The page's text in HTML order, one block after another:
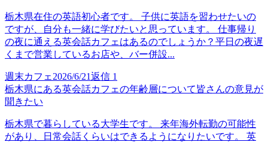
栃木県在住の英語初心者です。 子供に英語を習わせたいの
ですが、自分も一緒に学びたいと思っています。 仕事帰り
の夜に通える英会話カフェはあるのでしょうか？平日の夜遅
くまで営業しているお店や、バー併設...
週末カフェ 2026/6/21返信 1
栃木県にある英会話カフェの年齢層について皆さんの意見が
聞きたい
栃木県で暮らしている大学生です。 来年海外転勤の可能性
があり、日常会話くらいはできるようになりたいです。 英